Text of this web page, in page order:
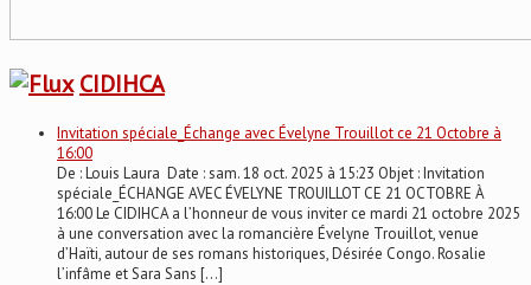
CIDIHCA
Invitation spéciale_Échange avec Évelyne Trouillot ce 21 Octobre à
16:00
De : Louis Laura Date : sam. 18 oct. 2025 à 15:23 Objet : Invitation
spéciale_ÉCHANGE AVEC ÉVELYNE TROUILLOT CE 21 OCTOBRE À
16:00 Le CIDIHCA a l’honneur de vous inviter ce mardi 21 octobre 2025
à une conversation avec la romancière Évelyne Trouillot, venue
d’Haïti, autour de ses romans historiques, Désirée Congo. Rosalie
l’infâme et Sara Sans […]